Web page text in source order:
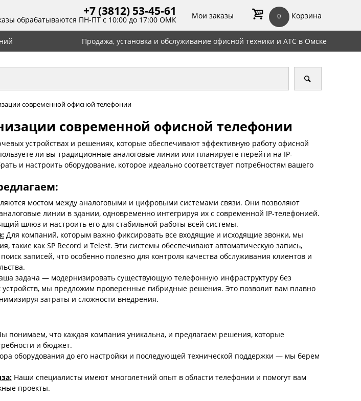
+7 (3812) 53-45-61
обрабатываются ПН-ПТ с 10:00 до 17:00 ОМК Мои заказы 0 Корзина
Продажа, установка и обслуживание офисной техники и АТС в Омске
современной офисной телефонии
современной офисной телефонии
устройствах и решениях, которые обеспечивают эффективную работу офисной
ли вы традиционные аналоговые линии или планируете перейти на IP-
и настроить оборудование, которое идеально соответствует потребностям вашего
мостом между аналоговыми и цифровыми системами связи. Они позволяют
линии в здании, одновременно интегрируя их с современной IP-телефонией.
шлюз и настроить его для стабильной работы всей системы.
:Для компаний, которым важно фиксировать все входящие и исходящие звонки, мы
такие как SP Record и Telest. Эти системы обеспечивают автоматическую запись,
записей, что особенно полезно для контроля качества обслуживания клиентов и
задача — модернизировать существующую телефонную инфраструктуру без
устройств, мы предложим проверенные гибридные решения. Это позволит вам плавно
затраты и сложности внедрения.
понимаем, что каждая компания уникальна, и предлагаем решения, которые
и бюджет.
оборудования до его настройки и последующей технической поддержки — мы берем
:Наши специалисты имеют многолетний опыт в области телефонии и помогут вам
проекты.